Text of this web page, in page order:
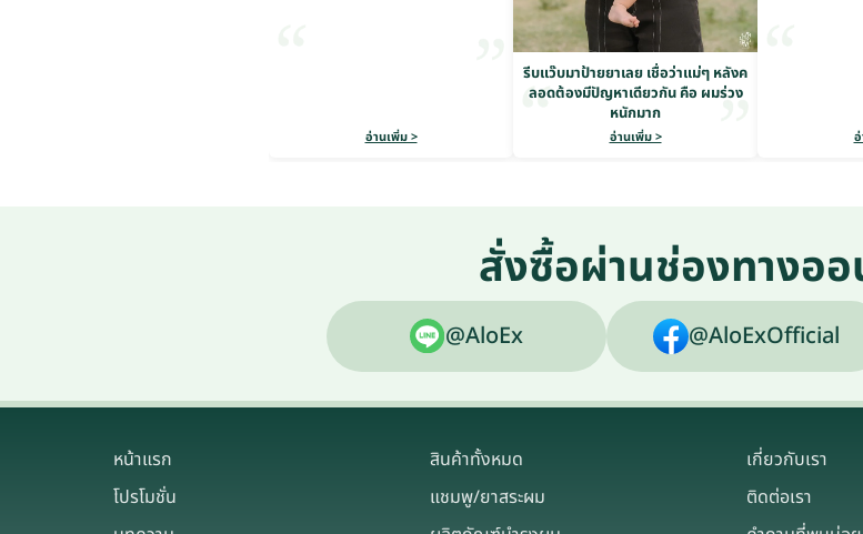
อ่านเพิ่ม >
รีบแว๊บมาป้ายยาเลย เชื่อว่าแม่ๆ หลังค
ลอดต้องมีปัญหาเดียวกัน คือ ผมร่วง
หนักมาก
อ่านเพิ่ม >
สั่งซื้อผ่านช่องทางออ
@AloEx @AloExOfficial
หน้าแรก
โปรโมชั่น
สินค้าทั้งหมด
แชมพู/ยาสระผม
เกี่ยวกับเรา
ติดต่อเรา